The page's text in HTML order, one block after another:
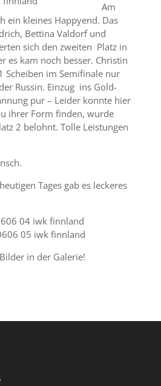
Am
ein kleines Happyend. Das
Bettina Valdorf und
sich den zweiten Platz in
es kam noch besser. Christin
Scheiben im Semifinale nur
Russin. Einzug ins Gold-
pur – Leider konnte hier
ihrer Form finden, wurde
2 belohnt. Tolle Leistungen
Tages gab es leckeres
in der Galerie!